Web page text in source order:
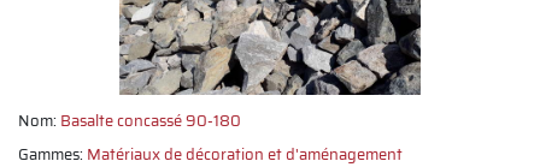
Nom: Basalte concassé 90-180
Gammes: Matériaux de décoration et d'aménagement